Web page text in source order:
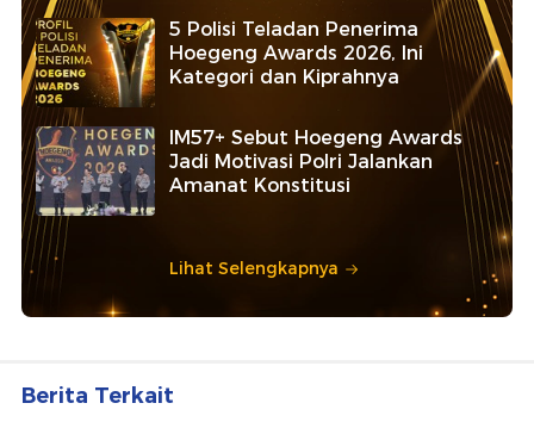
5 Polisi Teladan Penerima
Hoegeng Awards 2026, Ini
Kategori dan Kiprahnya
IM57+ Sebut Hoegeng Awards
Jadi Motivasi Polri Jalankan
Amanat Konstitusi
Lihat Selengkapnya
Berita Terkait